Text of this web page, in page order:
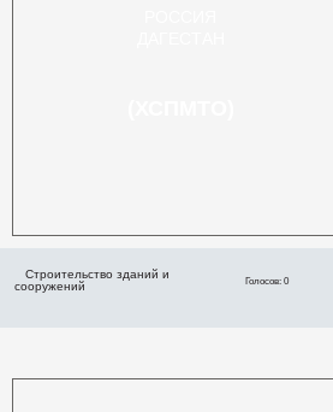
Строительство зданий и
сооружений
Голосов: 0